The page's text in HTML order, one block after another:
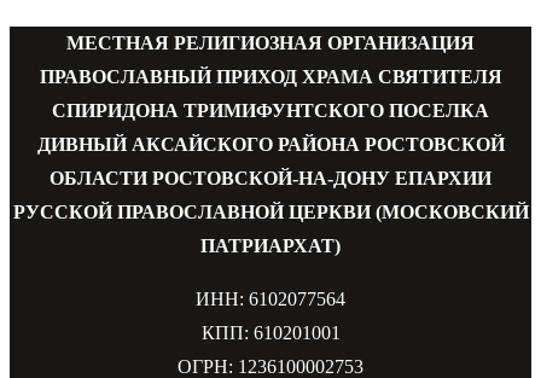
МЕСТНАЯ РЕЛИГИОЗНАЯ ОРГАНИЗАЦИЯ
ПРАВОСЛАВНЫЙ ПРИХОД ХРАМА СВЯТИТЕЛЯ
СПИРИДОНА ТРИМИФУНТСКОГО ПОСЕЛКА
ДИВНЫЙ АКСАЙСКОГО РАЙОНА РОСТОВСКОЙ
ОБЛАСТИ РОСТОВСКОЙ-НА-ДОНУ ЕПАРХИИ
РУССКОЙ ПРАВОСЛАВНОЙ ЦЕРКВИ (МОСКОВСКИЙ
ПАТРИАРХАТ)
ИНН: 6102077564
КПП: 610201001
ОГРН: 1236100002753